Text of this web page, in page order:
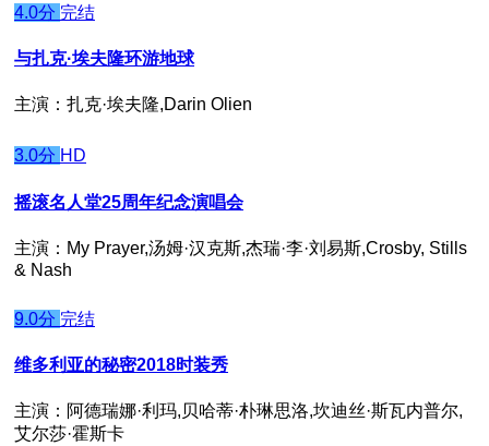
4.0分 完结
与扎克·埃夫隆环游地球
主演：扎克·埃夫隆,Darin Olien
3.0分 HD
摇滚名人堂25周年纪念演唱会
主演：My Prayer,汤姆·汉克斯,杰瑞·李·刘易斯,Crosby, Stills
& Nash
9.0分 完结
维多利亚的秘密2018时装秀
主演：阿德瑞娜·利玛,贝哈蒂·朴琳思洛,坎迪丝·斯瓦内普尔,
艾尔莎·霍斯卡